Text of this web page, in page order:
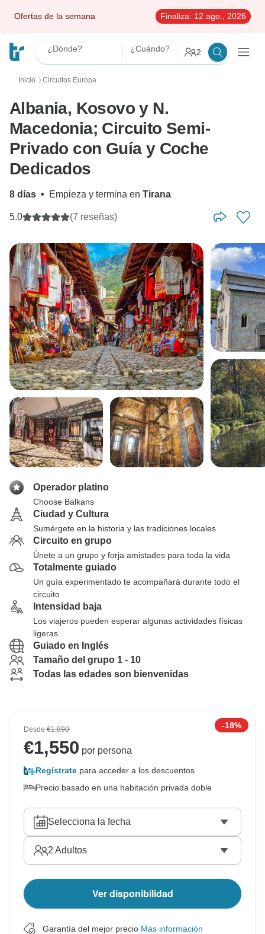
Ofertas de la semana Finaliza: 12 ago., 2026
¿Dónde? ¿Cuándo? 2
Inicio 〉 Circuitos Europa
Albania, Kosovo y N.
Macedonia; Circuito Semi-
Privado con Guía y Coche
Dedicados
8 días • Empieza y termina en Tirana
5.0 (7 reseñas)
Operador platino
Choose Balkans
Ciudad y Cultura
Sumérgete en la historia y las tradiciones locales
Circuito en grupo
Únete a un grupo y forja amistades para toda la vida
Totalmente guiado
Un guía experimentado te acompañará durante todo el
circuito
Intensidad baja
Los viajeros pueden esperar algunas actividades físicas
ligeras
Guiado en Inglés
Tamaño del grupo 1 - 10
Todas las edades son bienvenidas
Desde€1,890 -18%
€1,550 por persona
Regístrate para acceder a los descuentos
Precio basado en una habitación privada doble
Selecciona la fecha
2 Adultos
Ver disponibilidad
Garantía del mejor precio Más información